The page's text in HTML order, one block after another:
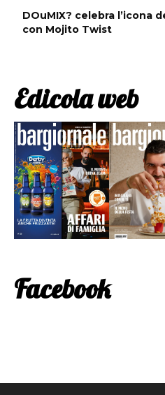
DOuMIX? celebra l’icona
con Mojito Twist
Edicola web
Facebook